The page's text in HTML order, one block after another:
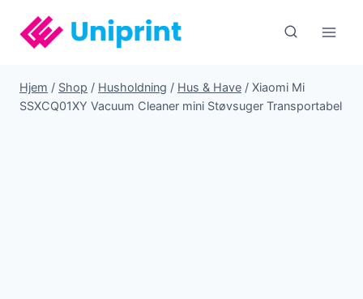
indhold
Hjem / Shop / Husholdning / Hus & Have / Xiaomi Mi
SSXCQ01XY Vacuum Cleaner mini Støvsuger Transportabel